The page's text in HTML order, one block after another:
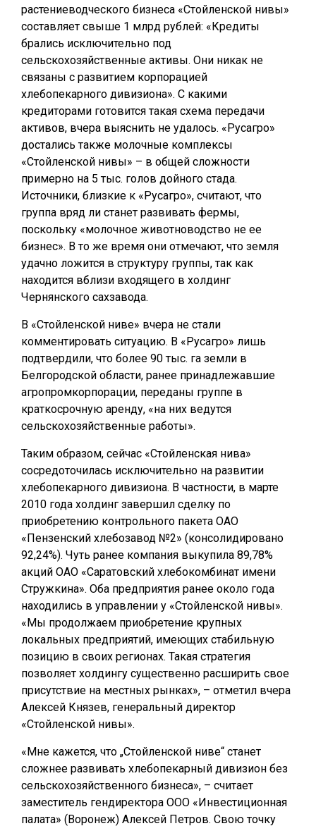
растениеводческого бизнеса «Стойленской нивы»
составляет свыше 1 млрд рублей: «Кредиты
брались исключительно под
сельскохозяйственные активы. Они никак не
связаны с развитием корпорацией
хлебопекарного дивизиона». С какими
кредиторами готовится такая схема передачи
активов, вчера выяснить не удалось. «Русагро»
достались также молочные комплексы
«Стойленской нивы» – в общей сложности
примерно на 5 тыс. голов дойного стада.
Источники, близкие к «Русагро», считают, что
группа вряд ли станет развивать фермы,
поскольку «молочное животноводство не ее
бизнес». В то же время они отмечают, что земля
удачно ложится в структуру группы, так как
находится вблизи входящего в холдинг
Чернянского сахзавода.
В «Стойленской ниве» вчера не стали
комментировать ситуацию. В «Русагро» лишь
подтвердили, что более 90 тыс. га земли в
Белгородской области, ранее принадлежавшие
агропромкорпорации, переданы группе в
краткосрочную аренду, «на них ведутся
сельскохозяйственные работы».
Таким образом, сейчас «Стойленская нива»
сосредоточилась исключительно на развитии
хлебопекарного дивизиона. В частности, в марте
2010 года холдинг завершил сделку по
приобретению контрольного пакета ОАО
«Пензенский хлебозавод №2» (консолидировано
92,24%). Чуть ранее компания выкупила 89,78%
акций ОАО «Саратовский хлебокомбинат имени
Стружкина». Оба предприятия ранее около года
находились в управлении у «Стойленской нивы».
«Мы продолжаем приобретение крупных
локальных предприятий, имеющих стабильную
позицию в своих регионах. Такая стратегия
позволяет холдингу существенно расширить свое
присутствие на местных рынках», – отметил вчера
Алексей Князев, генеральный директор
«Стойленской нивы».
«Мне кажется, что „Стойленской ниве“ станет
сложнее развивать хлебопекарный дивизион без
сельскохозяйственного бизнеса», – считает
заместитель гендиректора ООО «Инвестиционная
палата» (Воронеж) Алексей Петров. Свою точку